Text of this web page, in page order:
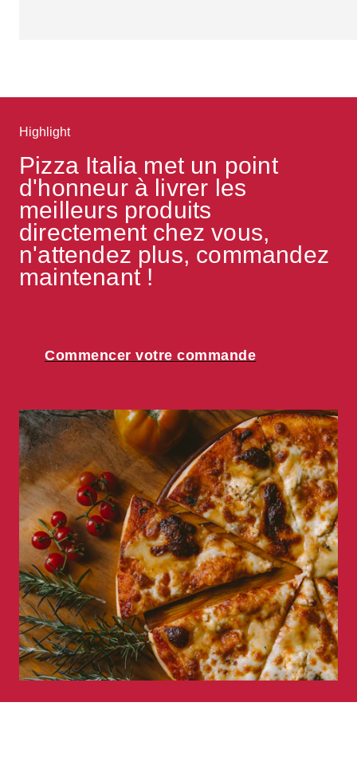
Highlight
Pizza Italia met un point
d'honneur à livrer les
meilleurs produits
directement chez vous,
n'attendez plus, commandez
Commencer votre commande